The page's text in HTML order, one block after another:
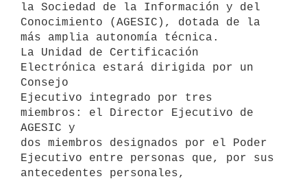
la Sociedad de la Información y del
Conocimiento (AGESIC), dotada de la
más amplia autonomía técnica.
La Unidad de Certificación
Electrónica estará dirigida por un
Consejo
Ejecutivo integrado por tres
miembros: el Director Ejecutivo de
AGESIC y
dos miembros designados por el Poder
Ejecutivo entre personas que, por sus
antecedentes personales,